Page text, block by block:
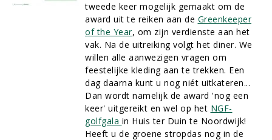
tweede keer mogelijk gemaakt om de
award uit te reiken aan de Greenkeeper
of the Year, om zijn verdienste aan het
vak. Na de uitreiking volgt het diner. We
willen alle aanwezigen vragen om
feestelijke kleding aan te trekken. Een
dag daarna kunt u nog niét uitkateren...
Dan wordt namelijk de award 'nog een
keer' uitgereikt en wel op het NGF-
golfgala in Huis ter Duin te Noordwijk!
Heeft u de groene stropdas nog in de